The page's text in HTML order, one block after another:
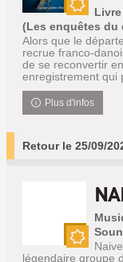
Nouveauté
(Les enquêtes du
Alors que le
recrue franco-
de se reconvertir
enregistrement qui
Plus d'infos
Retour le 25/09/
Nouveauté
légendaire groupe